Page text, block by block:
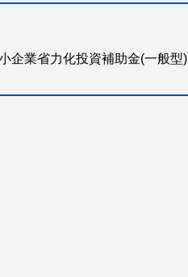
企業省力化投資補助金(一般型)